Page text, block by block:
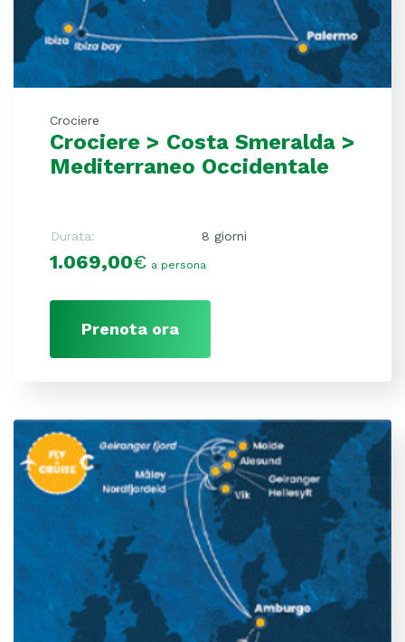
Crociere
Crociere > Costa Smeralda >
Mediterraneo Occidentale
Durata: 8 giorni
1.069,00€ a persona
Prenota ora